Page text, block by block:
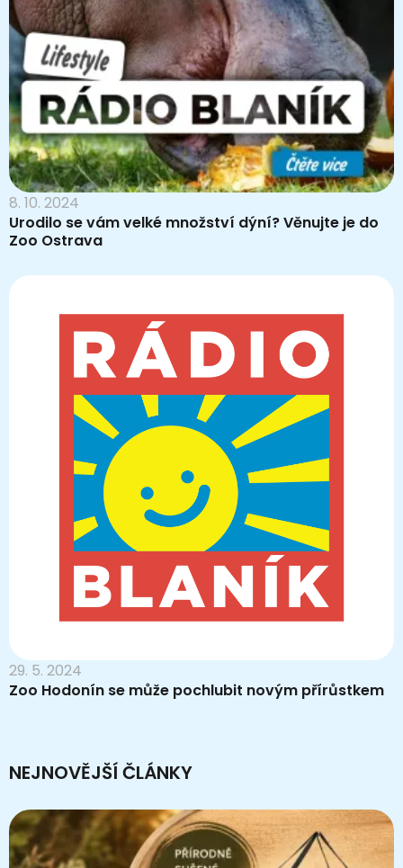
8. 10. 2024
Urodilo se vám velké množství dýní? Věnujte je do
Zoo Ostrava
29. 5. 2024
Zoo Hodonín se může pochlubit novým přírůstkem
NEJNOVĚJŠÍ ČLÁNKY